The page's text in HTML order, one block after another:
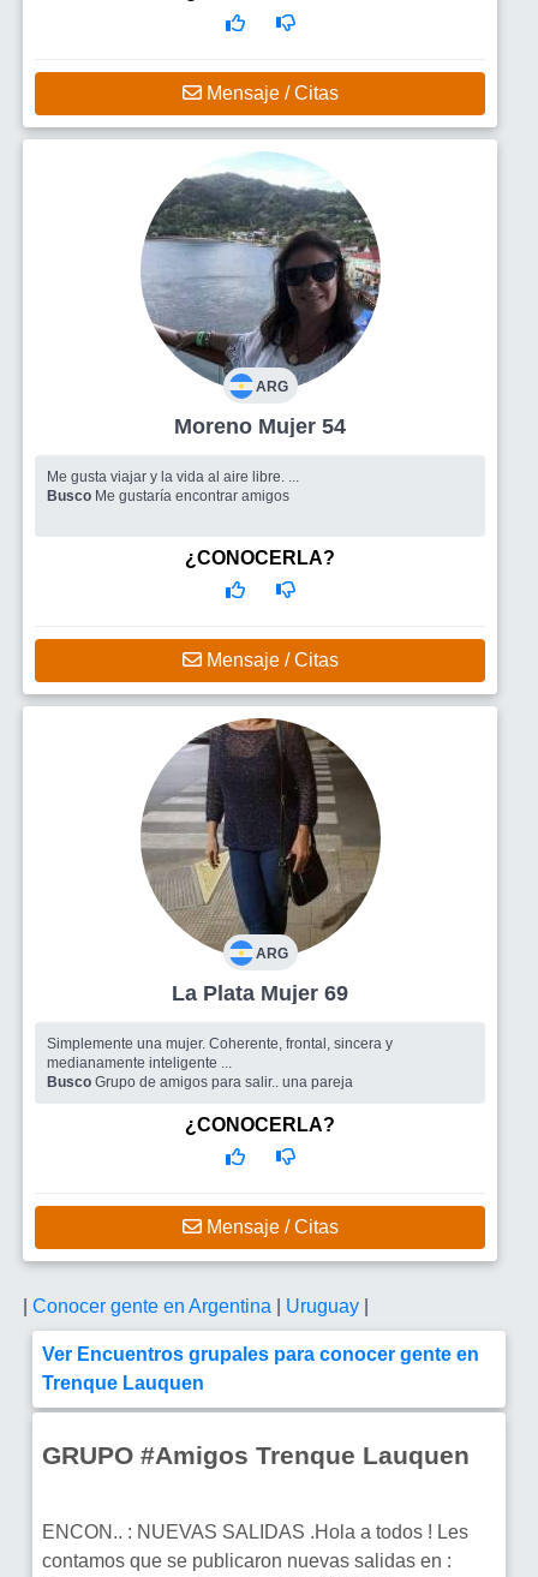
Mensaje / Citas
ARG
Moreno Mujer 54
Busco Me gustaría encontrar amigos
¿CONOCERLA?
Mensaje / Citas
ARG
La Plata Mujer 69
Simplemente una mujer. Coherente, frontal, sincera y
medianamente inteligente ...
Busco
Grupo de amigos para salir.. una pareja
¿CONOCERLA?
Mensaje / Citas
Conocer gente en Argentina Uruguay
Ver Encuentros grupales para conocer gente en
Trenque Lauquen
GRUPO #Amigos Trenque Lauquen
ENCON.. : NUEVAS SALIDAS .Hola a todos ! Les
contamos que se publicaron nuevas salidas en :